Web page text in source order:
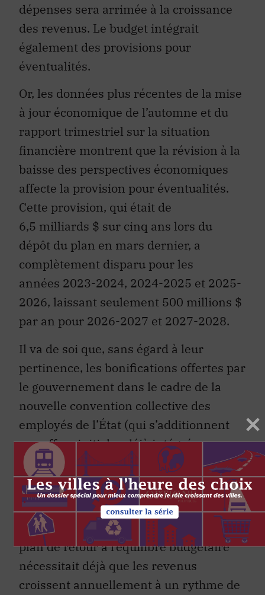
dépenses sera arrimée à la croissance
des revenus. Le budget intégrait
également des provisions pour
éventualités.
Or, les données plus récentes de la mise
à jour économique de l’automne et du
rapport trimestriel sur la situation
financière montrent que la révision à la
baisse des perspectives économiques
affecte la provision pour éventualités.
Cette provision, qui était de
6,5 milliards $ sur cinq ans lors du
dépôt du plan en mars dernier, a
complètement disparu pour les
années 2023-2024, 2024-2025 et 2025-
2026, laissant seulement 500 millions $
par an pour 2026-2027 et 2027-2028.
Il va de soi que, sans égard à leur
pertinence, les bonifications offertes par
le gouvernement dans le cadre de la
nouvelle convention collective des
employés de l’État (qui s’additionnent
aux offres initiales déjà intégrées aux
provisions budgétaires) devront
s’insérer dans le cadre financier du
gouvernement.
Avant les bonifications, le respect du
plan de retour à l’équilibre budgétaire
nécessitait déjà que les revenus
croissent annuellement à un rythme de